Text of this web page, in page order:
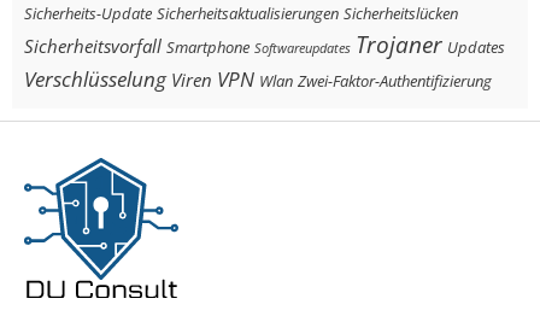
Sicherheits-Update Sicherheitsaktualisierungen Sicherheitslücken
Sicherheitsvorfall Smartphone Softwareupdates Trojaner Updates
Verschlüsselung Viren VPN Wlan Zwei-Faktor-Authentifizierung